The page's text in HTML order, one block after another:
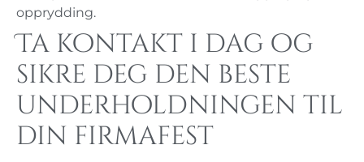
opprydding.
Ta kontakt i dag og
sikre deg den beste
underholdningen til
din firmafest